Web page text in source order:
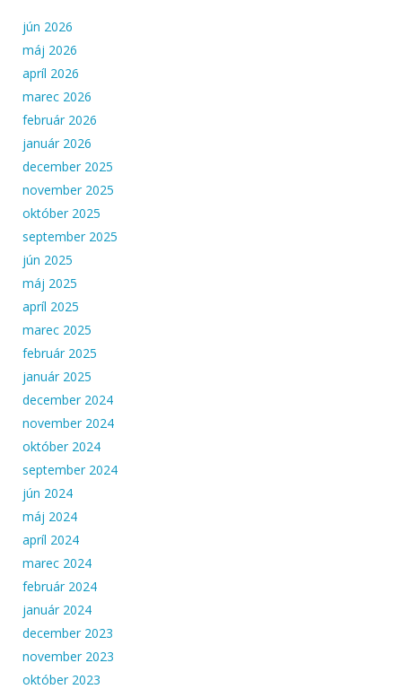
jún 2026
máj 2026
apríl 2026
marec 2026
február 2026
január 2026
december 2025
november 2025
október 2025
september 2025
jún 2025
máj 2025
apríl 2025
marec 2025
február 2025
január 2025
december 2024
november 2024
október 2024
september 2024
jún 2024
máj 2024
apríl 2024
marec 2024
február 2024
január 2024
december 2023
november 2023
október 2023